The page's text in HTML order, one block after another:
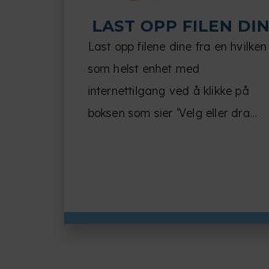
LAST OPP FILEN DIN
Last opp filene dine fra en hvilken
som helst enhet med
internettilgang ved å klikke på
boksen som sier ‘Velg eller dra